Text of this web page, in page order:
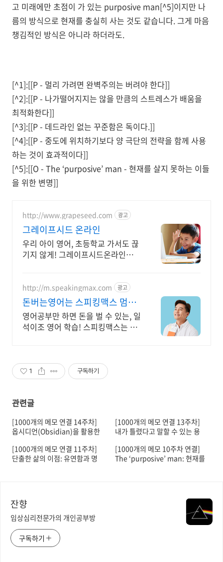
고 미래에만 초점이 가 있는 purposive man[^5]이지만 나
름의 방식으로 현재를 충실히 사는 것도 같습니다. 그게 마음
챙김적인 방식은 아니라 하더라도.
[^1]:[[P - 멀리 가려면 완벽주의는 버려야 한다]]
[^2]:[[P - 나가떨어지지는 않을 만큼의 스트레스가 배움을
최적화한다]]
[^3]:[[P - 데드라인 없는 꾸준함은 독이다.]]
[^4]:[[P - 중도에 위치하기보다 양 극단의 전략을 함께 사용
하는 것이 효과적이다]]
[^5]:[[O - The ‘purposive’ man - 현재를 살지 못하는 이들
을 위한 변명]]
http://www.grapeseed.com 광고
그레이프시드 온라인
우리 아이 영어, 초등학교 가서도 끊
기지 않게! 그레이프시드온라인해
길러보세요!
http://m.speakingmax.com 광고
돈버는영어는 스피킹맥스 멈출
수 없는 영어회화
영어공부만 하면 돈을 벌 수 있는, 일
석이조 영어 학습! 스피킹맥스는 가
1 구독하기
관련글
[1000개의 메모 연결 14주차]
옵시디언(Obsidian)을 활용한
[1000개의 메모 연결 13주차]
내가 틀렸다고 말할 수 있는 용
[1000개의 메모 연결 11주차]
단출한 삶의 이점: 유연함과 명
[1000개의 메모 10주차 연결]
The ‘purposive’ man: 현재를
잔향
임상심리전문가의 개인공부방
구독하기